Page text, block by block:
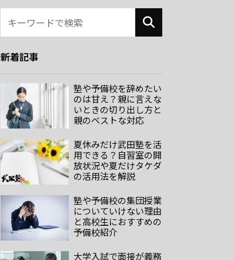
新着記事
塾や予備校を辞めたい
のは甘え？親に言えな
いときの切り出し方と
親のベストな対応
夏休みだけ武田塾を活
用できる？自習室の開
放状況や夏だけタケダ
の活用法を解説
塾や予備校の集団授業
についていけない理由
と高校生におすすめの
予備校紹介
大学入試で面接が義務